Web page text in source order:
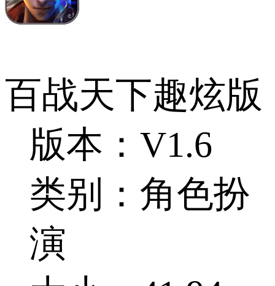
百战天下趣炫版
版本：V1.6
类别：角色扮
演